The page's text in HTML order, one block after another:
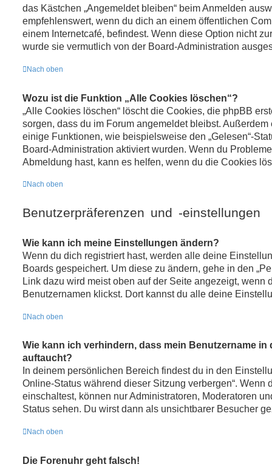
das Kästchen „Angemeldet bleiben“ beim Anmelden
empfehlenswert, wenn du dich an einem öffentlichen
einem Internetcafé, befindest. Wenn diese Option nicht
wurde sie vermutlich von der Board-Administration
Nach oben
Wozu ist die Funktion „Alle Cookies löschen“?
„Alle Cookies löschen“ löscht die Cookies, die phpBB
sorgen, dass du im Forum angemeldet bleibst.
einige Funktionen, wie beispielsweise den „Gelesen“-
Board-Administration aktiviert wurden. Wenn du
Abmeldung hast, kann es helfen, wenn du die Cookies
Nach oben
Benutzerpräferenzen und -einstellungen
Wie kann ich meine Einstellungen ändern?
Wenn du dich registriert hast, werden alle deine
Boards gespeichert. Um diese zu ändern, gehe in den
Link dazu wird meist oben auf der Seite angezeigt, wenn
Benutzernamen klickst. Dort kannst du alle deine
Nach oben
Wie kann ich verhindern, dass mein Benutzername in
auftaucht?
In deinem persönlichen Bereich findest du in den
Online-Status während dieser Sitzung verbergen“. Wenn
einschaltest, können nur Administratoren, Moderatoren
Status sehen. Du wirst dann als unsichtbarer Besucher
Nach oben
Die Forenuhr geht falsch!